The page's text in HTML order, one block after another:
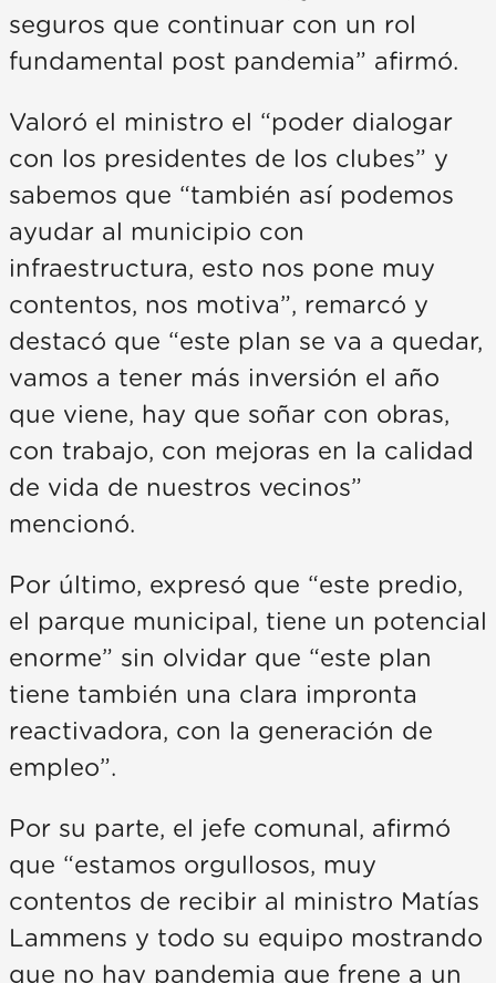
seguros que continuar con un rol
fundamental post pandemia” afirmó.
Valoró el ministro el “poder dialogar
con los presidentes de los clubes” y
sabemos que “también así podemos
ayudar al municipio con
infraestructura, esto nos pone muy
contentos, nos motiva”, remarcó y
destacó que “este plan se va a quedar,
vamos a tener más inversión el año
que viene, hay que soñar con obras,
con trabajo, con mejoras en la calidad
de vida de nuestros vecinos”
mencionó.
Por último, expresó que “este predio,
el parque municipal, tiene un potencial
enorme” sin olvidar que “este plan
tiene también una clara impronta
reactivadora, con la generación de
empleo”.
Por su parte, el jefe comunal, afirmó
que “estamos orgullosos, muy
contentos de recibir al ministro Matías
Lammens y todo su equipo mostrando
que no hay pandemia que frene a un